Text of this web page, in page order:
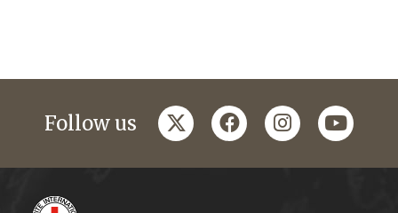
Follow us twitterfacebookinstagramyoutube